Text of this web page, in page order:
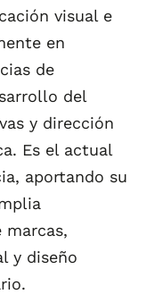
visual e
en
de
del
y dirección
Es el actual
aportando su
marcas,
y diseño